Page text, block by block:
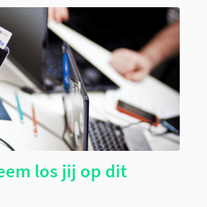
los jij op dit